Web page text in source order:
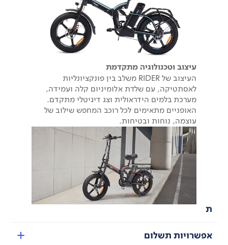
עיצוב וטכנולוגיה מתקדמת
העיצוב של RIDER משלב בין פונקציונליות
לאסתטיקה, עם שלדת אלומיניום קלה ועמידה,
מערכת בלמים הידראולית וצג דיגיטלי מתקדם.
האופניים מתאימים לכל רוכב המחפש שילוב של
עוצמה, נוחות ובטיחות.
ת
אפשרויות תשלום